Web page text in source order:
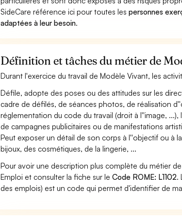
SideCare référence ici pour toutes lespersonnes
adaptées à leur besoin.
Définition et tâches du métier de
Durant l'exercice du travail de Modèle Vivant, les
Défile, adopte des poses ou des attitudes sur les
cadre de défilés, de séances photos, de réalisation
réglementation du code du travail (droit à l''image,
de campagnes publicitaires ou de manifestations
Peut exposer un détail de son corps à l''objectif ou à
bijoux, des cosmétiques, de la lingerie, ...
Pour avoir une description plus complète du métier
Emploi et consulter la fiche sur leCode ROME: L1102.
des emplois) est un code qui permet d'identifier de